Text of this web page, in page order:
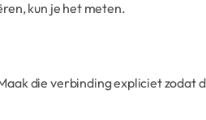
kun je het meten.
die verbinding expliciet zodat